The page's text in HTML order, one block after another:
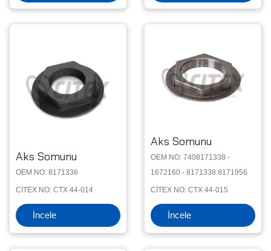
Aks Somunu
OEM NO: 8171336
CİTEX NO: CTX 44-014
İncele
Aks Somunu
OEM NO: 7408171338 -
1672160 - 8171338 8171956
CİTEX NO: CTX 44-015
İncele